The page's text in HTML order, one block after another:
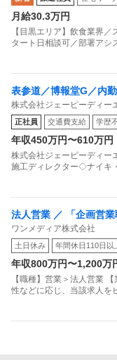
月給30.3万円
【目黒エリア】飲食業界
タート日相談可／部署アシ
表参道／博報堂G／内
キ・スタバ等の元請案
株式会社ジェーピーディー
正社員 交通費支給 学歴
年収450万円〜610万円
株式会社ジェーピーディー
施工ディレクター◇ナイキ・
法人営業 ／ 「企画営
ブランディングで課題解
ワンメディア株式会社
土日休み 年間休日110日以
年収800万円〜1,200万
【職種】営業＞法人営業
性などに応じ、当該求人を